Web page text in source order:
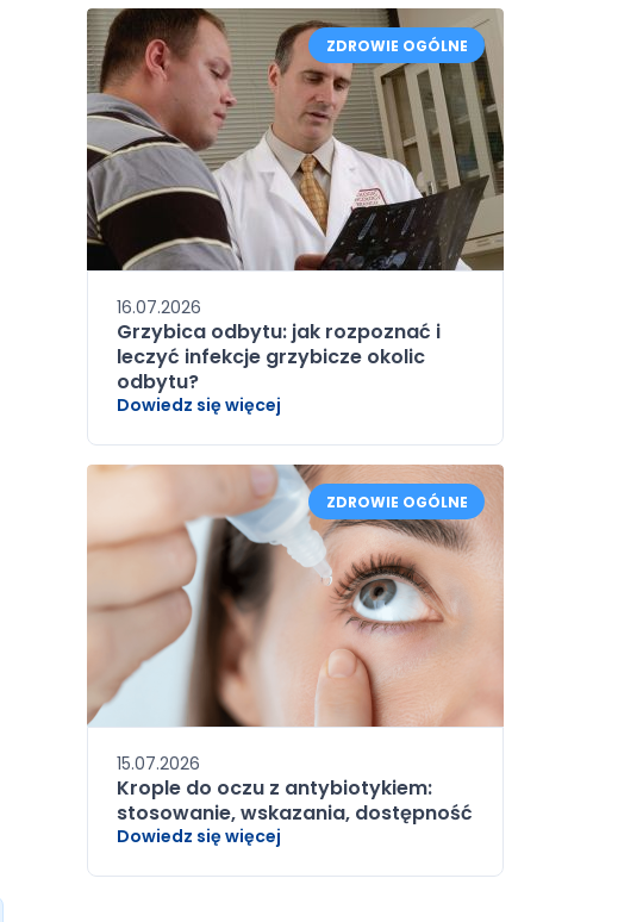
16.07.2026
Grzybica odbytu: jak rozpoznać i
leczyć infekcje grzybicze okolic
odbytu?
Dowiedz się więcej
ZDROWIE OGÓLNE
15.07.2026
Krople do oczu z antybiotykiem:
stosowanie, wskazania, dostępność
Dowiedz się więcej
ZDROWIE OGÓLNE